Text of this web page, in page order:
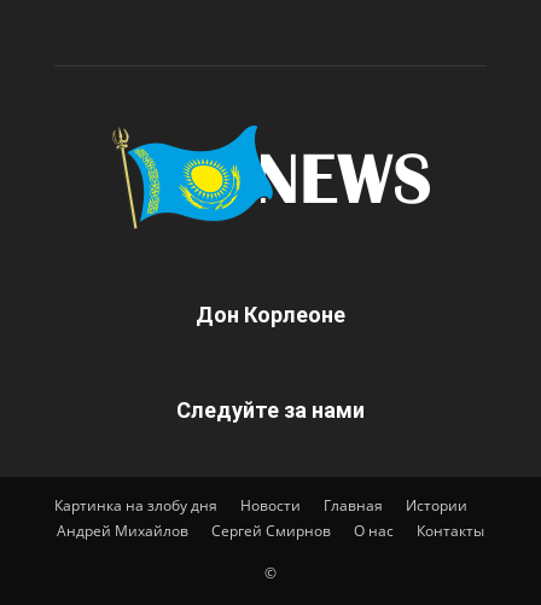
Дон Корлеоне
Следуйте за нами
Картинка на злобу дня Новости Главная
Истории
Андрей Михайлов
Сергей Смирнов О нас Контакты
©